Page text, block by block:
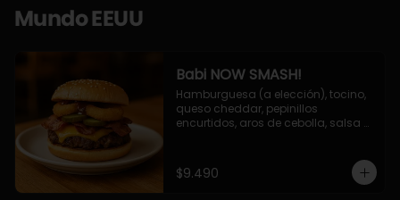
Mundo EEUU
Babi NOW SMASH!
Hamburguesa (a elección), tocino,
queso cheddar, pepinillos
encurtidos, aros de cebolla, salsa
$9.490